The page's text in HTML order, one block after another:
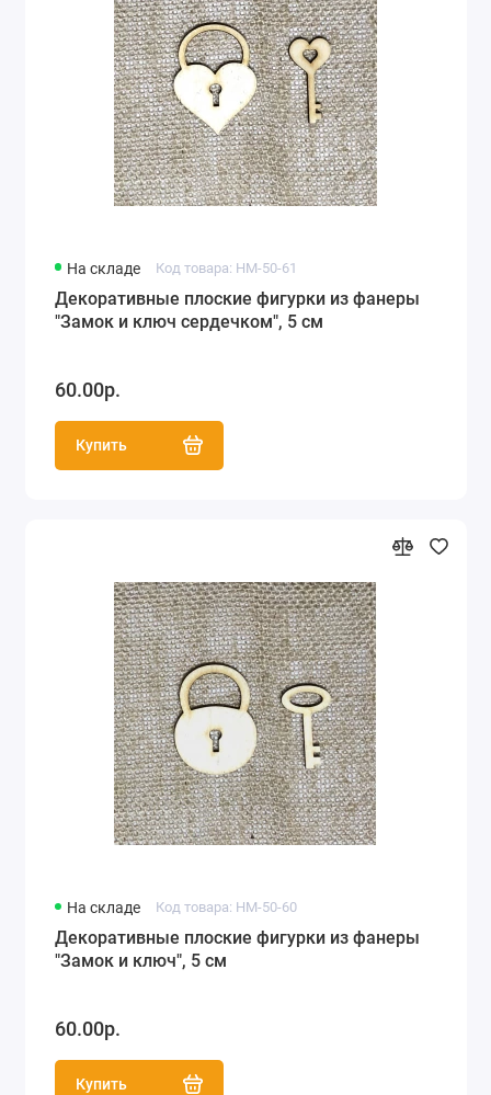
На складе Код товара: HM-50-61
Декоративные плоские фигурки из фанеры
"Замок и ключ сердечком", 5 см
60.00р.
Купить
На складе Код товара: HM-50-60
Декоративные плоские фигурки из фанеры
"Замок и ключ", 5 см
60.00р.
Купить